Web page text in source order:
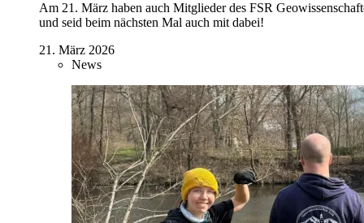
Am 21. März haben auch Mitglieder des FSR
und seid beim nächsten Mal auch mit dabei!
21. März 2026
News